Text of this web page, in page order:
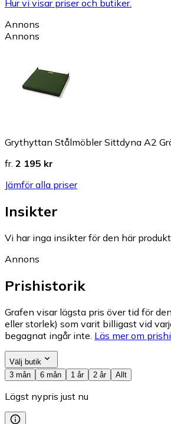
Hur vi visar priser och butiker.
Annons
Annons
Grythyttan Stålmöbler Sittdyna A2
fr. 2 195 kr
Jämför alla priser
Insikter
Vi har inga insikter för den här
Annons
Prishistorik
Grafen visar lägsta pris över tid för
eller storlek) som varit billigast vid
begagnat ingår inte. Läs mer om
Välj butik
3 mån
6 mån 1 år 2 år Allt
Lägst nypris just nu